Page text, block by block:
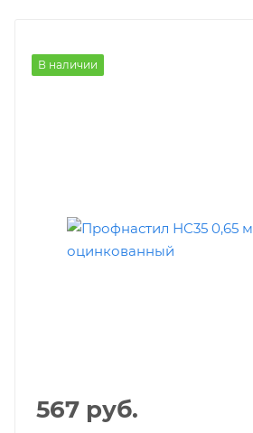
В наличии
567 руб.